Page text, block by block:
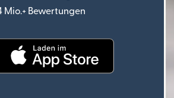
Mio.+ Bewertungen